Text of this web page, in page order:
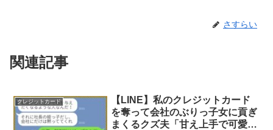
さすらい
関連記事
クレジットカード
【LINE】私のクレジットカード
を奪って会社のぶりっ子女に貢ぎ
まくるクズ夫「甘え上手で可愛か